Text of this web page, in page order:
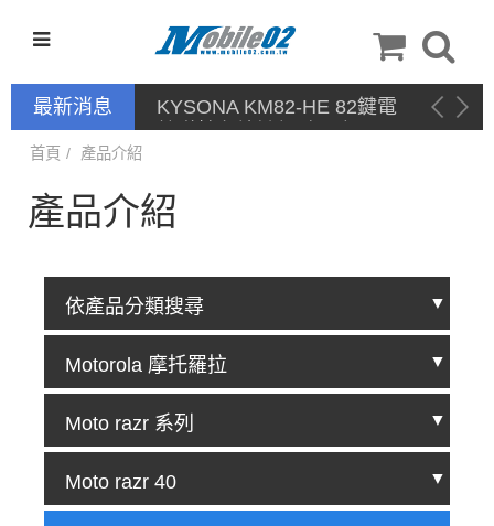
最新消息
KYSONA KM82-HE 82鍵電
競磁軸有線鍵盤 產品網頁驅
首頁 產品介紹
產品介紹